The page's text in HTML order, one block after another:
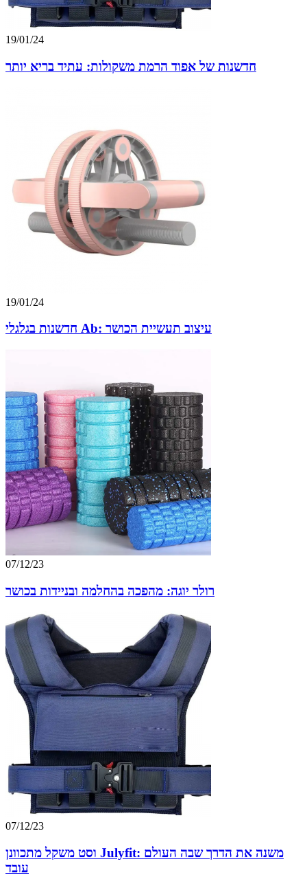
19/01/24
חדשנות של אפוד הרמת משקולות: עתיד בריא יותר
19/01/24
חדשנות בגלגלי Ab: עיצוב תעשיית הכושר
07/12/23
רולר יוגה: מהפכה בהחלמה ובניידות בכושר
07/12/23
וסט משקל מתכוונן Julyfit: משנה את הדרך שבה העולם
עובד